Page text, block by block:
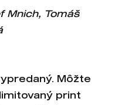
Mnich, Tomáš
Môžte
print